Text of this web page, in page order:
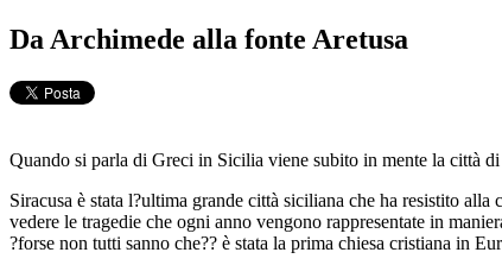
Da Archimede alla fonte Aretusa
Quando si parla di Greci in Sicilia viene subito in mente la città
Siracusa è stata l?ultima grande città siciliana che ha resistito
vedere le tragedie che ogni anno vengono rappresentate in
?forse non tutti sanno che?? è stata la prima chiesa cristiana in